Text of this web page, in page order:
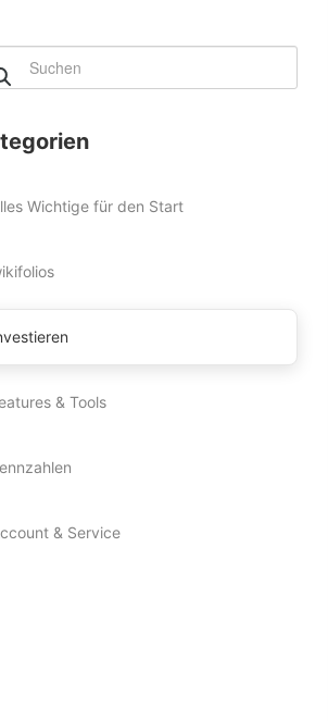
Wichtige für den Start
& Tools
& Service